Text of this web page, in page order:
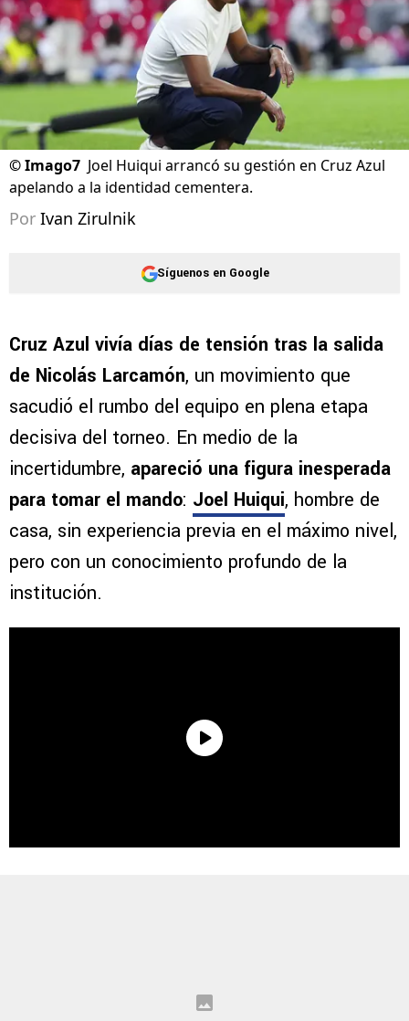
©Imago7 Joel Huiqui arrancó su gestión en Cruz Azul
apelando a la identidad cementera.
Por Ivan Zirulnik
Síguenos en Google
Cruz Azul vivía días de tensión tras la salida
de Nicolás Larcamón, un movimiento que
sacudió el rumbo del equipo en plena etapa
decisiva del torneo. En medio de la
incertidumbre, apareció una figura inesperada
para tomar el mando: Joel Huiqui, hombre de
casa, sin experiencia previa en el máximo nivel,
pero con un conocimiento profundo de la
institución.